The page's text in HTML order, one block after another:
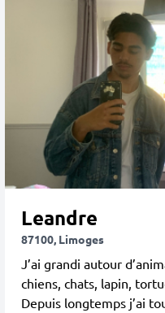
Leandre
87100, Limoges
J’ai grandi autour
chiens, chats, lapin,
Depuis longtemps j’ai